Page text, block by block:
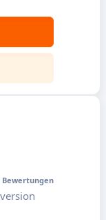
Bewertungen